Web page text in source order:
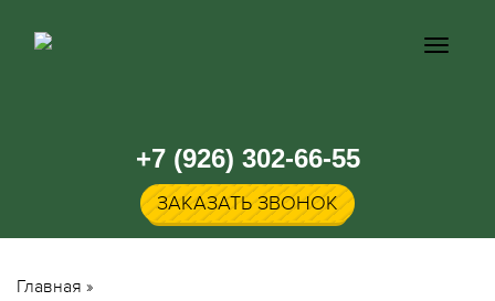
Кнопка
+7 (926) 302-66-55
ЗАКАЗАТЬ ЗВОНОК
Главная »